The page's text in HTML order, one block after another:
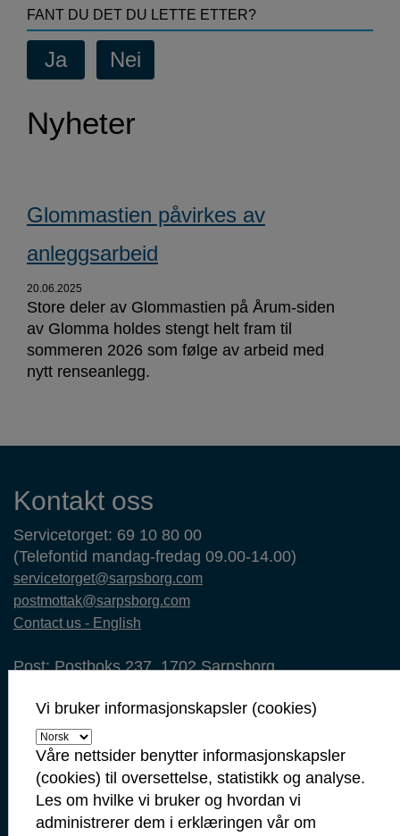
FANT DU DET DU LETTE ETTER?
Nyheter
Glommastien påvirkes av
anleggsarbeid
20.06.2025
Store deler av Glommastien på Årum-siden
av Glomma holdes stengt helt fram til
sommeren 2026 som følge av arbeid med
nytt renseanlegg.
Kontaktinformasjon
Kontakt oss
Servicetorget: 69 10 80 00
(Telefontid mandag-fredag 09.00-14.00)
servicetorget@sarpsborg.com
postmottak@sarpsborg.com
Contact us - English
Post: Postboks 237, 1702 Sarpsborg
Faktura: Postboks 505, 1703 Sarpsborg
Org.nr: 938 801 363
Kommunenummer: 3105
Min side
Ansattportal
Vi bruker informasjonskapsler (cookies)
Våre nettsider benytter informasjonskapsler
(cookies) til oversettelse, statistikk og analyse.
Les om hvilke vi bruker og hvordan vi
administrerer dem i erklæringen vår om